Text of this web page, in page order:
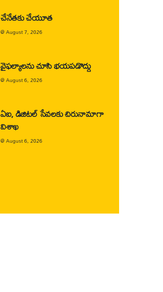
చేనేతకు చేయూత
@August 7, 2026
వైఫల్యాలను చూసి భయపడొద్దు
@August 6, 2026
ఏఐ, డిజిటల్ సేవలకు చిరునామాగా
విశాఖ
@August 6, 2026